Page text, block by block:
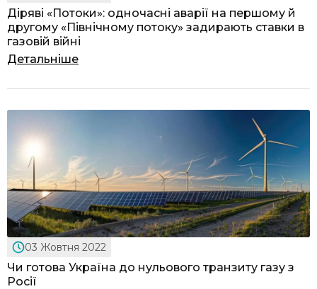
Діряві «Потоки»: одночасні аварії на першому й
другому «Північному потоку» задирають ставки в
газовій війні
Детальніше
03 Жовтня 2022
Чи готова Україна до нульового транзиту газу з
Росії